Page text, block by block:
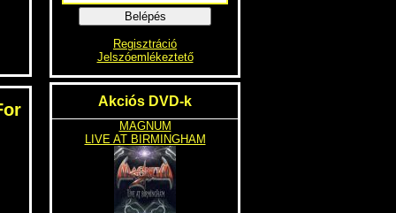
Belépés
Regisztráció
Jelszóemlékeztető
Akciós DVD-k
MAGNUM
LIVE AT BIRMINGHAM